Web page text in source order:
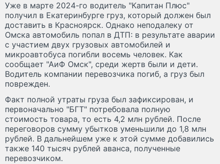
Уже в марте 2024-го водитель "Капитан Плюс"
получил в Екатеринбурге груз, который должен был
доставить в Красноярск. Однако неподалеку от
Омска автомобиль попал в ДТП: в результате аварии
с участием двух грузовых автомобилей и
микроавтобуса погибли восемь человек. Как
сообщает "АиФ Омск", среди жертв были и дети.
Водитель компании перевозчика погиб, а груз был
поврежден.
Факт полной утраты груза был зафиксирован, и
первоначально "БГТ" потребовала полную
стоимость товара, то есть 4,2 млн рублей. После
переговоров сумму убытков уменьшили до 1,8 млн
рублей. В дальнейшем уже к этой сумме добавились
также 140 тысяч рублей аванса, полученные
перевозчиком.